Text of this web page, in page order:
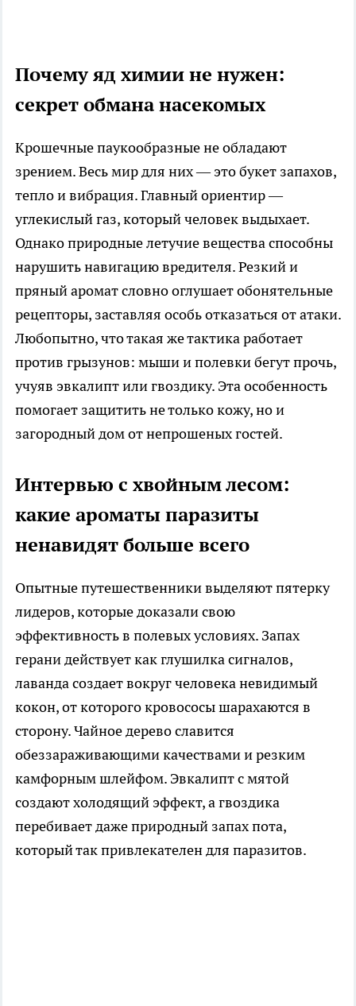
Почему яд химии не нужен:
секрет обмана насекомых
Крошечные паукообразные не обладают
зрением. Весь мир для них — это букет запахов,
тепло и вибрация. Главный ориентир —
углекислый газ, который человек выдыхает.
Однако природные летучие вещества способны
нарушить навигацию вредителя. Резкий и
пряный аромат словно оглушает обонятельные
рецепторы, заставляя особь отказаться от атаки.
Любопытно, что такая же тактика работает
против грызунов: мыши и полевки бегут прочь,
учуяв эвкалипт или гвоздику. Эта особенность
помогает защитить не только кожу, но и
загородный дом от непрошеных гостей.
Интервью с хвойным лесом:
какие ароматы паразиты
ненавидят больше всего
Опытные путешественники выделяют пятерку
лидеров, которые доказали свою
эффективность в полевых условиях. Запах
герани действует как глушилка сигналов,
лаванда создает вокруг человека невидимый
кокон, от которого кровососы шарахаются в
сторону. Чайное дерево славится
обеззараживающими качествами и резким
камфорным шлейфом. Эвкалипт с мятой
создают холодящий эффект, а гвоздика
перебивает даже природный запах пота,
который так привлекателен для паразитов.